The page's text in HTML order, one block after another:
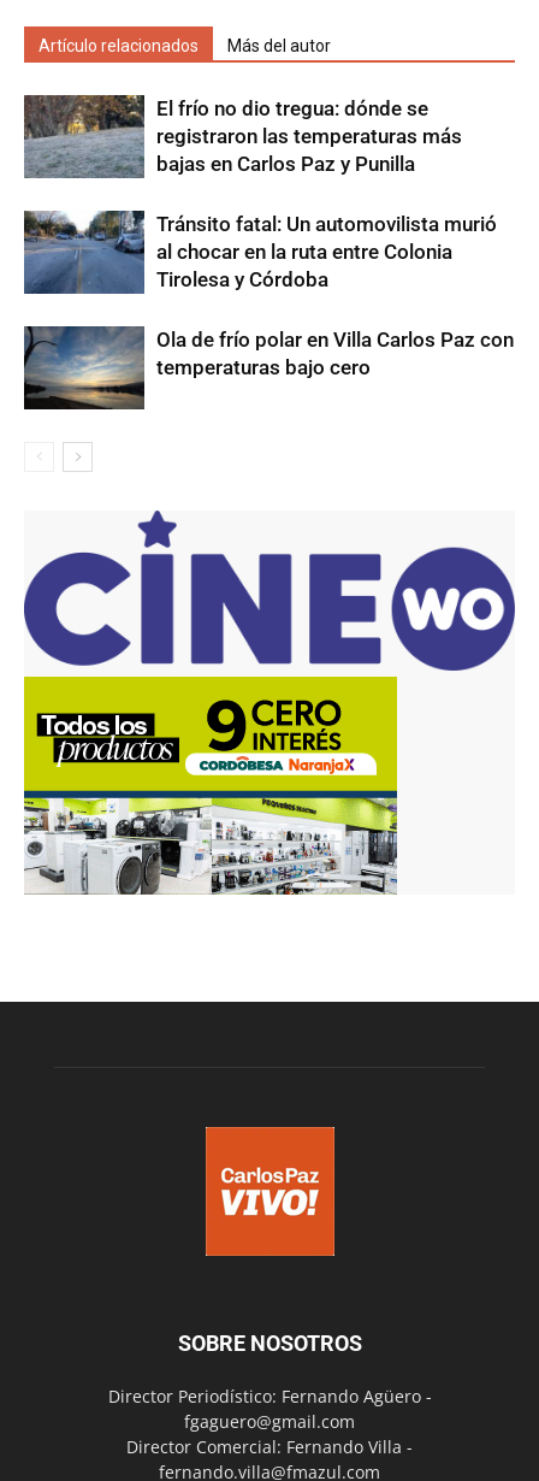
Artículo relacionados Más del autor
El frío no dio tregua: dónde se
registraron las temperaturas más
bajas en Carlos Paz y Punilla
Tránsito fatal: Un automovilista murió
al chocar en la ruta entre Colonia
Tirolesa y Córdoba
Ola de frío polar en Villa Carlos Paz con
temperaturas bajo cero
SOBRE NOSOTROS
Director Periodístico: Fernando Agüero -
fgaguero@gmail.com
Director Comercial: Fernando Villa -
fernando.villa@fmazul.com